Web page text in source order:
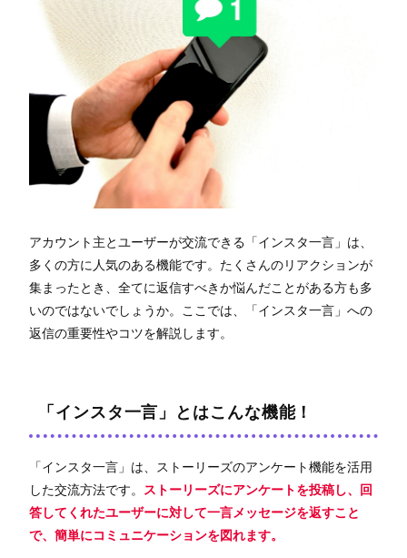
アカウント主とユーザーが交流できる「インスタ一言」は、
多くの方に人気のある機能です。たくさんのリアクションが
集まったとき、全てに返信すべきか悩んだことがある方も多
いのではないでしょうか。ここでは、「インスタ一言」への
返信の重要性やコツを解説します。
「インスタ一言」とはこんな機能！
「インスタ一言」は、ストーリーズのアンケート機能を活用
した交流方法です。 ストーリーズにアンケートを投稿し、回
答してくれたユーザーに対して一言メッセージを返すこと
で、簡単にコミュニケーションを図れます。